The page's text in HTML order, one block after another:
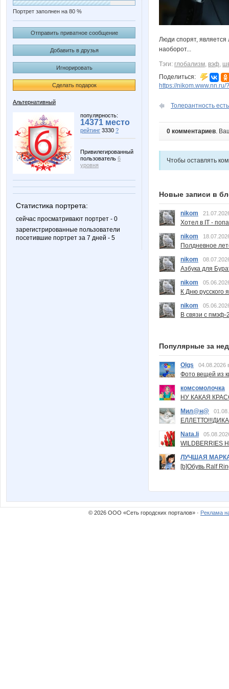
Портрет заполнен на 80 %
Отправить приватное сообщение
Добавить в друзья
Игнорировать
Сделать подарок
Альтернативный
популярность:
14371 место
рейтинг 3330 ?
Привилегированный
пользователь 6
уровня
Статистика портрета:
сейчас просматривают портрет - 0
зарегистрированные пользователи
посетившие портрет за 7 дней - 5
Люди спорят, является
наоборот...
Тэги: глобализм, вэф,
Поделиться:
https://nikom.www.nn.ru/
Толерантность
0 комментариев.
Чтобы оставлять
Новые записи в
nikom
Хотел в IT -
nikom
Полдневное
nikom
Азбука для
nikom
К Дню русского
nikom
В связи с пмэф-
Популярные за
Olgs 04.08.2026
Фото вещей из
комсомолочка
НУ КАКАЯ
Мил@н@
Nata.li
ЛУЧШАЯ
[b]Обувь Ralf
© 2026 ООО «Сеть городских порталов» · Реклама